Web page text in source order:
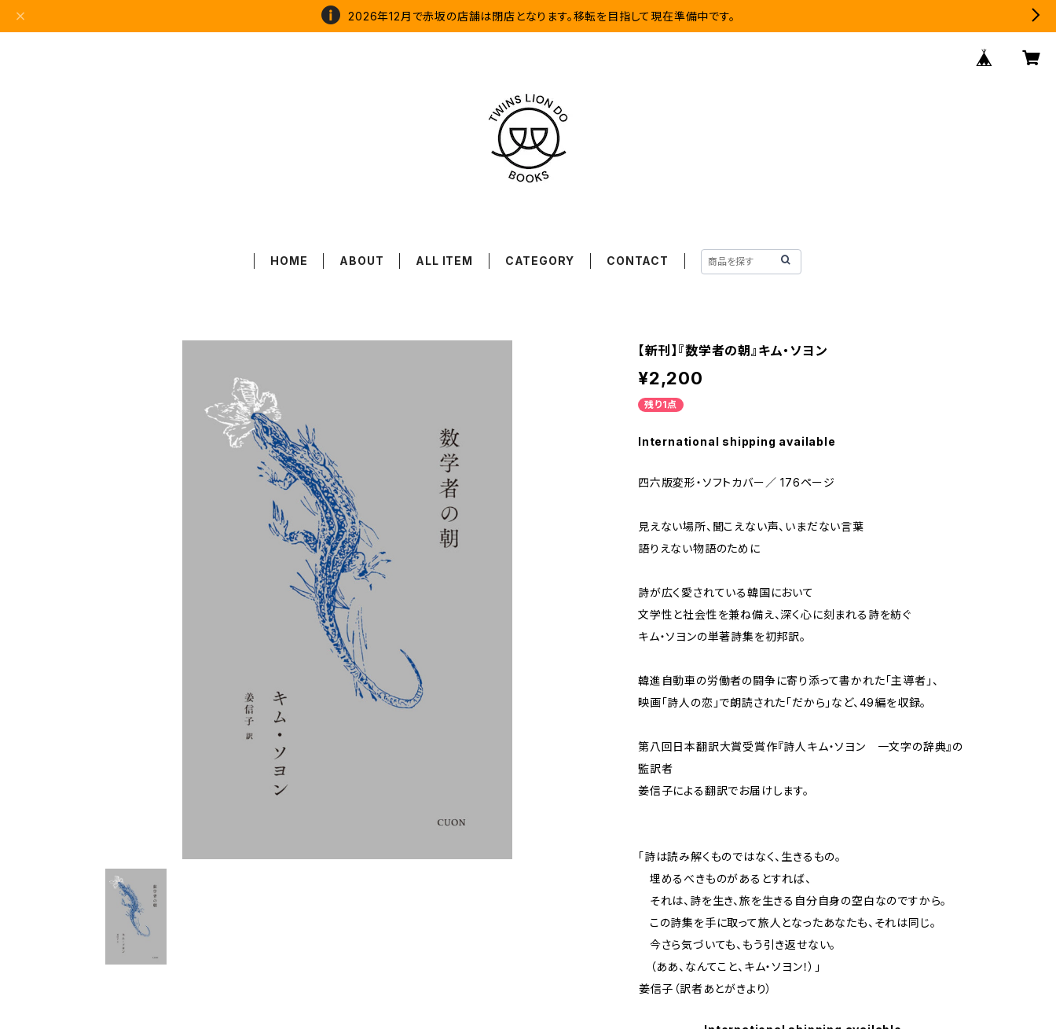
2026年12月で赤坂の店舗は閉店となります。移転を目指して現在準備中です。
HOME ABOUT ALL ITEM CATEGORY CONTACT
【新刊】『数学者の朝』キム・ソヨン
¥2,200
残り1点
International shipping available
四六版変形・ソフトカバー／ 176ページ
見えない場所、聞こえない声、いまだない言葉
語りえない物語のために
詩が広く愛されている韓国において
文学性と社会性を兼ね備え、深く心に刻まれる詩を紡ぐ
キム・ソヨンの単著詩集を初邦訳。
韓進自動車の労働者の闘争に寄り添って書かれた「主導者」、
映画「詩人の恋」で朗読された「だから」など、49編を収録。
第八回日本翻訳大賞受賞作『詩人キム・ソヨン 一文字の辞典』の
監訳者
姜信子による翻訳でお届けします。
「詩は読み解くものではなく、生きるもの。
埋めるべきものがあるとすれば、
それは、詩を生き、旅を生きる自分自身の空白なのですから。
この詩集を手に取って旅人となったあなたも、それは同じ。
今さら気づいても、もう引き返せない。
（ああ、なんてこと、キム・ソヨン！）」
――姜信子（訳者あとがきより）